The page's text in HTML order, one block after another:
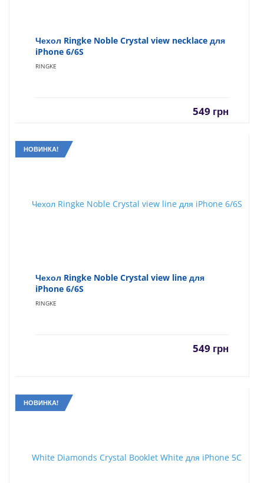
Чехол Ringke Noble Crystal view necklace для
iPhone 6/6S
RINGKE
549 грн
НОВИНКА!
Чехол Ringke Noble Crystal view line для
iPhone 6/6S
RINGKE
549 грн
НОВИНКА!